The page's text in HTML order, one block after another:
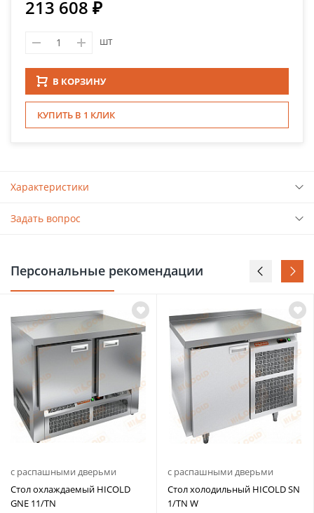
213 608 ₽
шт
В КОРЗИНУ
КУПИТЬ В 1 КЛИК
Характеристики
Задать вопрос
Персональные рекомендации
с распашными дверьми
Стол охлаждаемый HICOLD
GNE 11/TN
с распашными дверьми
Стол холодильный HICOLD SN
1/TN W